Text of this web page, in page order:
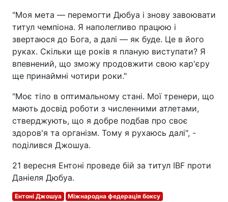
"Моя мета — перемогти Дюбуа і знову завоювати
титул чемпіона. Я наполегливо працюю і
звертаюся до Бога, а далі — як буде. Це в його
руках. Скільки ще років я планую виступати? Я
впевнений, що зможу продовжити свою кар'єру
ще принаймні чотири роки."
"Моє тіло в оптимальному стані. Мої тренери, що
мають досвід роботи з численними атлетами,
стверджують, що я добре подбав про своє
здоров'я та організм. Тому я рухаюсь далі", -
поділився Джошуа.
21 вересня Ентоні проведе бій за титул IBF проти
Даніеля Дюбуа.
Ентоні Джошуа
Міжнародна федерація боксу